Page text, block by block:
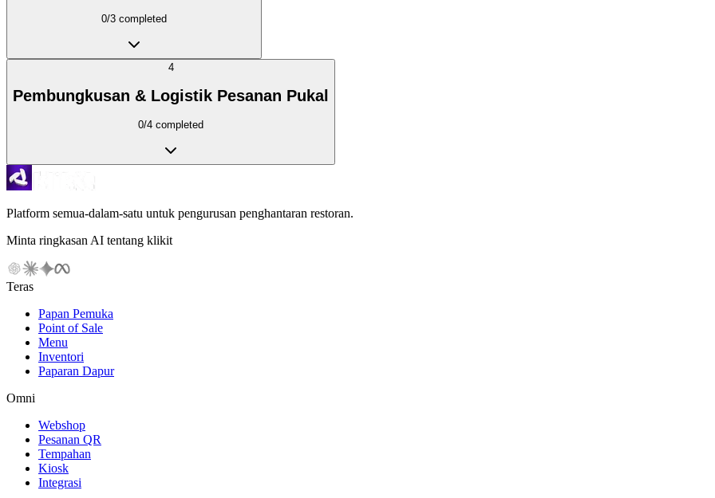
0/3 completed
4
Pembungkusan & Logistik Pesanan Pukal
0/4 completed
Platform semua-dalam-satu untuk pengurusan penghantaran restoran.
Minta ringkasan AI tentang klikit
Teras
Papan Pemuka
Point of Sale
Menu
Inventori
Paparan Dapur
Omni
Webshop
Pesanan QR
Tempahan
Kiosk
Integrasi